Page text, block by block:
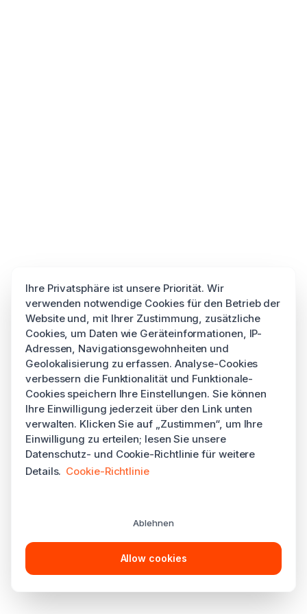
Ihre Privatsphäre ist unsere Priorität. Wir
verwenden notwendige Cookies für den Betrieb der
Website und, mit Ihrer Zustimmung, zusätzliche
Cookies, um Daten wie Geräteinformationen, IP-
Adressen, Navigationsgewohnheiten und
Geolokalisierung zu erfassen. Analyse-Cookies
verbessern die Funktionalität und Funktionale-
Cookies speichern Ihre Einstellungen. Sie können
Ihre Einwilligung jederzeit über den Link unten
verwalten. Klicken Sie auf „Zustimmen“, um Ihre
Einwilligung zu erteilen; lesen Sie unsere
Datenschutz- und Cookie-Richtlinie für weitere
Details. Cookie-Richtlinie
Ablehnen
Allow cookies